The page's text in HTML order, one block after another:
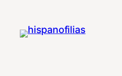
contenido